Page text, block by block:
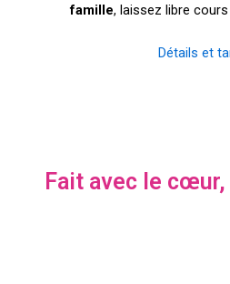
famille, laissez libre
Détails et
Fait avec le cœur,